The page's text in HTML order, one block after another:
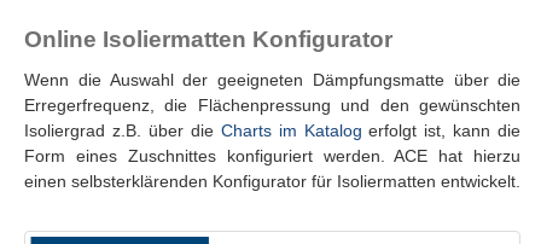
Online Isoliermatten Konfigurator
Wenn die Auswahl der geeigneten Dämpfungsmatte über die
Erregerfrequenz, die Flächenpressung und den gewünschten
Isoliergrad z.B. über die Charts im Katalog erfolgt ist, kann die
Form eines Zuschnittes konfiguriert werden. ACE hat hierzu
einen selbsterklärenden Konfigurator für Isoliermatten entwickelt.